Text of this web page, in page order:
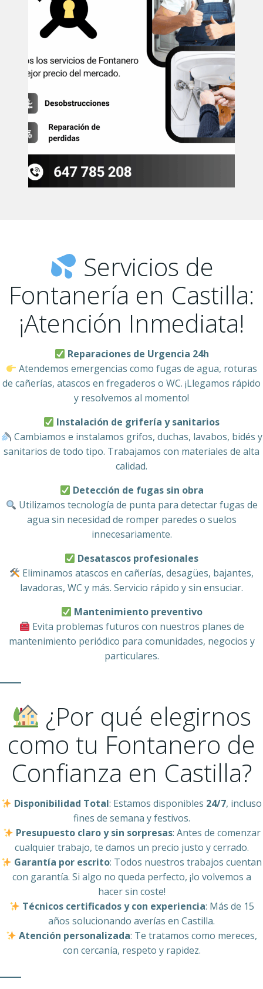
Servicios de
Fontanería en Castilla:
¡Atención Inmediata!
Reparaciones de Urgencia 24h
Atendemos emergencias como fugas de agua, roturas
de cañerías, atascos en fregaderos o WC. ¡Llegamos rápido
y resolvemos al momento!
Instalación de grifería y sanitarios
Cambiamos e instalamos grifos, duchas, lavabos, bidés y
sanitarios de todo tipo. Trabajamos con materiales de alta
calidad.
Detección de fugas sin obra
Utilizamos tecnología de punta para detectar fugas de
agua sin necesidad de romper paredes o suelos
innecesariamente.
Desatascos profesionales
Eliminamos atascos en cañerías, desagües, bajantes,
lavadoras, WC y más. Servicio rápido y sin ensuciar.
Mantenimiento preventivo
Evita problemas futuros con nuestros planes de
mantenimiento periódico para comunidades, negocios y
particulares.
¿Por qué elegirnos
como tu Fontanero de
Confianza en Castilla?
Disponibilidad Total: Estamos disponibles 24/7, incluso
fines de semana y festivos.
Presupuesto claro y sin sorpresas: Antes de comenzar
cualquier trabajo, te damos un precio justo y cerrado.
Garantía por escrito: Todos nuestros trabajos cuentan
con garantía. Si algo no queda perfecto, ¡lo volvemos a
hacer sin coste!
Técnicos certificados y con experiencia: Más de 15
años solucionando averías en Castilla.
Atención personalizada: Te tratamos como mereces,
con cercanía, respeto y rapidez.